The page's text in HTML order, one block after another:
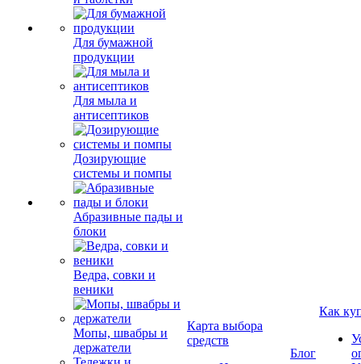
Для бумажной
продукции
Для мыла и
антисептиков
Дозирующие
системы и помпы
Абразивные пады и
блоки
Ведра, совки и
веники
Мопы, швабры и
держатели
Карта выбора
средств
Блог
Как